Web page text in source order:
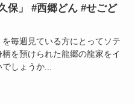
保」 #西郷どん #せごど
毎週見ている方にとってソテ
を預けられた龍郷の龍家をイ
しょうか...